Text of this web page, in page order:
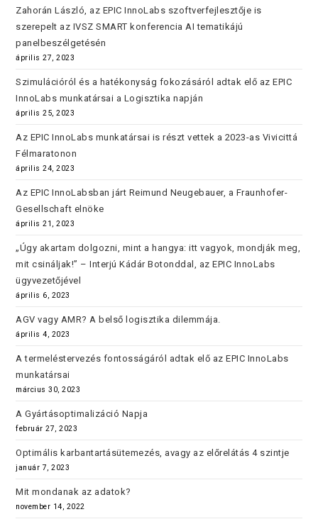
Zahorán László, az EPIC InnoLabs szoftverfejlesztője is
szerepelt az IVSZ SMART konferencia AI tematikájú
panelbeszélgetésén
április 27, 2023
Szimulációról és a hatékonyság fokozásáról adtak elő az EPIC
InnoLabs munkatársai a Logisztika napján
április 25, 2023
Az EPIC InnoLabs munkatársai is részt vettek a 2023-as Vivicittá
Félmaratonon
április 24, 2023
Az EPIC InnoLabsban járt Reimund Neugebauer, a Fraunhofer-
Gesellschaft elnöke
április 21, 2023
„Úgy akartam dolgozni, mint a hangya: itt vagyok, mondják meg,
mit csináljak!” – Interjú Kádár Botonddal, az EPIC InnoLabs
ügyvezetőjével
április 6, 2023
AGV vagy AMR? A belső logisztika dilemmája.
április 4, 2023
A termeléstervezés fontosságáról adtak elő az EPIC InnoLabs
munkatársai
március 30, 2023
A Gyártásoptimalizáció Napja
február 27, 2023
Optimális karbantartásütemezés, avagy az előrelátás 4 szintje
január 7, 2023
Mit mondanak az adatok?
november 14, 2022